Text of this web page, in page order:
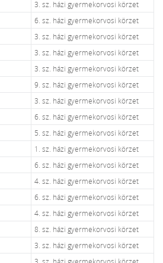
3. sz. házi gyermekorvosi körzet
6. sz. házi gyermekorvosi körzet
3. sz. házi gyermekorvosi körzet
3. sz. házi gyermekorvosi körzet
3. sz. házi gyermekorvosi körzet
9. sz. házi gyermekorvosi körzet
3. sz. házi gyermekorvosi körzet
6. sz. házi gyermekorvosi körzet
5. sz. házi gyermekorvosi körzet
1. sz. házi gyermekorvosi körzet
6. sz. házi gyermekorvosi körzet
4. sz. házi gyermekorvosi körzet
6. sz. házi gyermekorvosi körzet
4. sz. házi gyermekorvosi körzet
8. sz. házi gyermekorvosi körzet
3. sz. házi gyermekorvosi körzet
3. sz. házi gyermekorvosi körzet